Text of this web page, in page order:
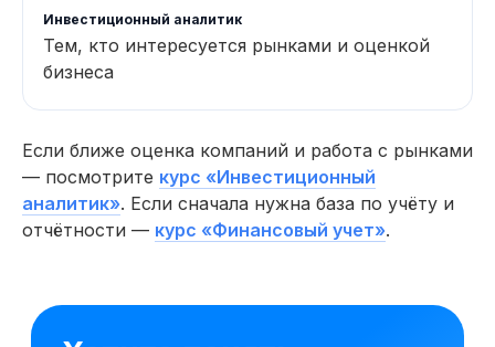
Тем, кто интересуется рынками и оценкой
бизнеса
Если ближе оценка компаний и работа с рынками
— посмотрите курс «Инвестиционный
аналитик». Если сначала нужна база по учёту и
отчётности — курс «Финансовый учет».